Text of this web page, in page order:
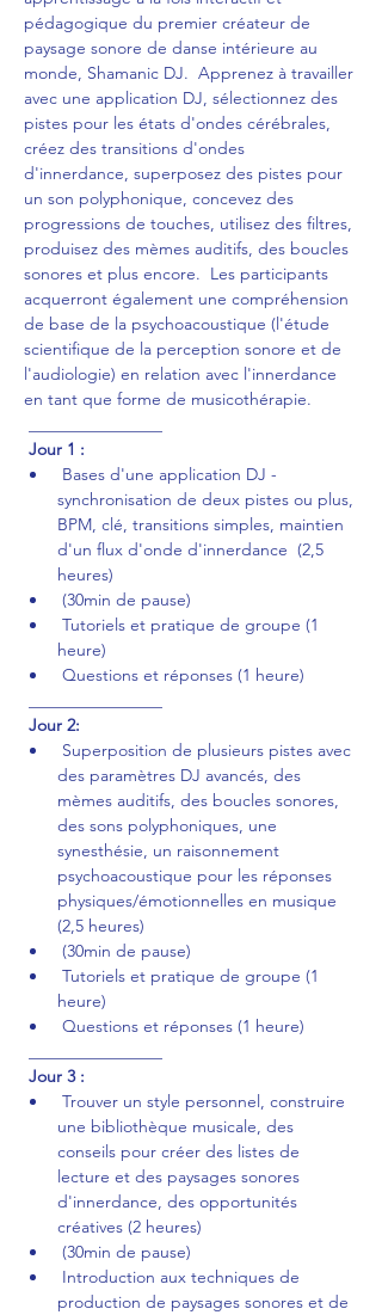
pédagogique du premier créateur de
paysage sonore de danse intérieure au
monde, Shamanic DJ.  Apprenez à travailler
avec une application DJ, sélectionnez des
pistes pour les états d'ondes cérébrales,
créez des transitions d'ondes
d'innerdance, superposez des pistes pour
un son polyphonique, concevez des
progressions de touches, utilisez des filtres,
produisez des mèmes auditifs, des boucles
sonores et plus encore.  Les participants
acquerront également une compréhension
de base de la psychoacoustique (l'étude
scientifique de la perception sonore et de
l'audiologie) en relation avec l'innerdance
en tant que forme de musicothérapie.
Jour 1 :
synchronisation de deux pistes ou plus,
BPM, clé, transitions simples, maintien
d'un flux d'onde d'innerdance  (2,5
heures)
(30min de pause)
heure)
Questions et réponses (1 heure)
Jour 2:
des paramètres DJ avancés, des
mèmes auditifs, des boucles sonores,
des sons polyphoniques, une
synesthésie, un raisonnement
psychoacoustique pour les réponses
physiques/émotionnelles en musique
(2,5 heures)
(30min de pause)
heure)
Questions et réponses (1 heure)
Jour 3 :
une bibliothèque musicale, des
conseils pour créer des listes de
lecture et des paysages sonores
d'innerdance, des opportunités
créatives (2 heures)
(30min de pause)
production de paysages sonores et de